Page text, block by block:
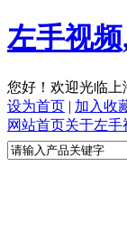
左手视
您好！欢迎光临上
设为首页 | 加入收
网站首页关于左手